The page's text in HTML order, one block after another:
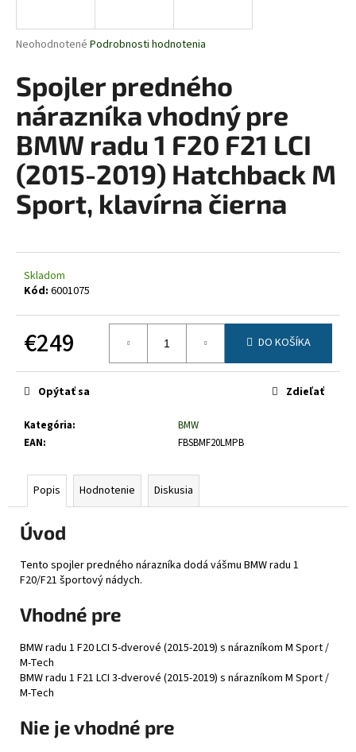
Priemerné
produktu
je
5
hviezdičiek.
Neohodnotené Podrobnosti hodnotenia
Spojler predného
nárazníka vhodný pre
BMW radu 1 F20 F21 LCI
(2015-2019) Hatchback M
Sport, klavírna čierna
Skladom
Kód: 6001075
€249
cena:
DO KOŠÍKA
Kategória:
BMW
EAN: FBSBMF20LMPB
Opýtať sa Zdieľať
Popis Hodnotenie Diskusia
Úvod
Tento spojler predného nárazníka dodá vášmu BMW radu 1
F20/F21 športový nádych.
Vhodné pre
BMW radu 1 F20 LCI 5-dverové (2015-2019) s nárazníkom M Sport /
M-Tech
BMW radu 1 F21 LCI 3-dverové (2015-2019) s nárazníkom M Sport /
M-Tech
Nie je vhodné pre
j
ť
?
HĽADAŤ
O
d
p
ú
a
m